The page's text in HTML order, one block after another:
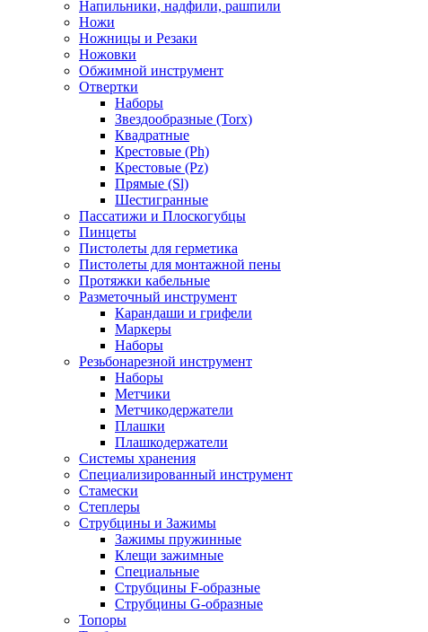
Напильники, надфили, рашпили
Ножи
Ножницы и Резаки
Ножовки
Обжимной инструмент
Отвертки
Наборы
Звездообразные (Torx)
Квадратные
Крестовые (Ph)
Крестовые (Pz)
Прямые (Sl)
Шестигранные
Пассатижи и Плоскогубцы
Пинцеты
Пистолеты для герметика
Пистолеты для монтажной пены
Протяжки кабельные
Разметочный инструмент
Карандаши и грифели
Маркеры
Наборы
Резьбонарезной инструмент
Наборы
Метчики
Метчикодержатели
Плашки
Плашкодержатели
Системы хранения
Специализированный инструмент
Стамески
Степлеры
Струбцины и Зажимы
Зажимы пружинные
Клещи зажимные
Специальные
Струбцины F-образные
Струбцины G-образные
Топоры